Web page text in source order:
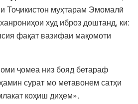
Тоҷикистон муҳтарам Эмомалӣ
худ иброз доштанд, ки:
фақат вазифаи мақомоти
ҷомеа низ бояд бетараф
сурат мо метавонем сатҳи
коҳиш диҳем».